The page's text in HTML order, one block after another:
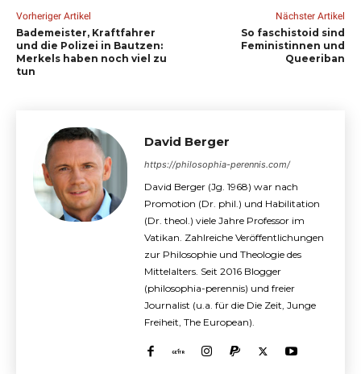
Vorheriger Artikel
Bademeister, Kraftfahrer
und die Polizei in Bautzen:
Merkels haben noch viel zu
tun
Nächster Artikel
So faschistoid sind
Feministinnen und
Queeriban
David Berger
https://philosophia-perennis.com/
David Berger (Jg. 1968) war nach
Promotion (Dr. phil.) und Habilitation
(Dr. theol.) viele Jahre Professor im
Vatikan. Zahlreiche Veröffentlichungen
zur Philosophie und Theologie des
Mittelalters. Seit 2016 Blogger
(philosophia-perennis) und freier
Journalist (u.a. für die Die Zeit, Junge
Freiheit, The European).